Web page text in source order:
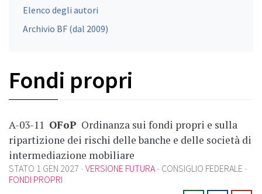
Fondi propri
A-03-11 OFoP Ordinanza sui fondi propri e sulla
ripartizione dei rischi delle banche e delle società di
intermediazione mobiliare
STATO 1 GEN 2027 VERSIONE FUTURA CONSIGLIO FEDERALE
FONDI PROPRI
Elenco degli autori
Archivio BF (dal 2009)